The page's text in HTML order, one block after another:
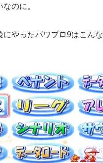
のに。
にやったパワプロ9はこん